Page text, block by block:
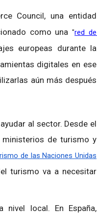
Council, una entidad
como una"red de
europeas durante la
digitales en ese
aún más después
al sector. Desde el
ministerios de turismo y
de las Naciones Unidas
turismo va a necesitar
local. En España,